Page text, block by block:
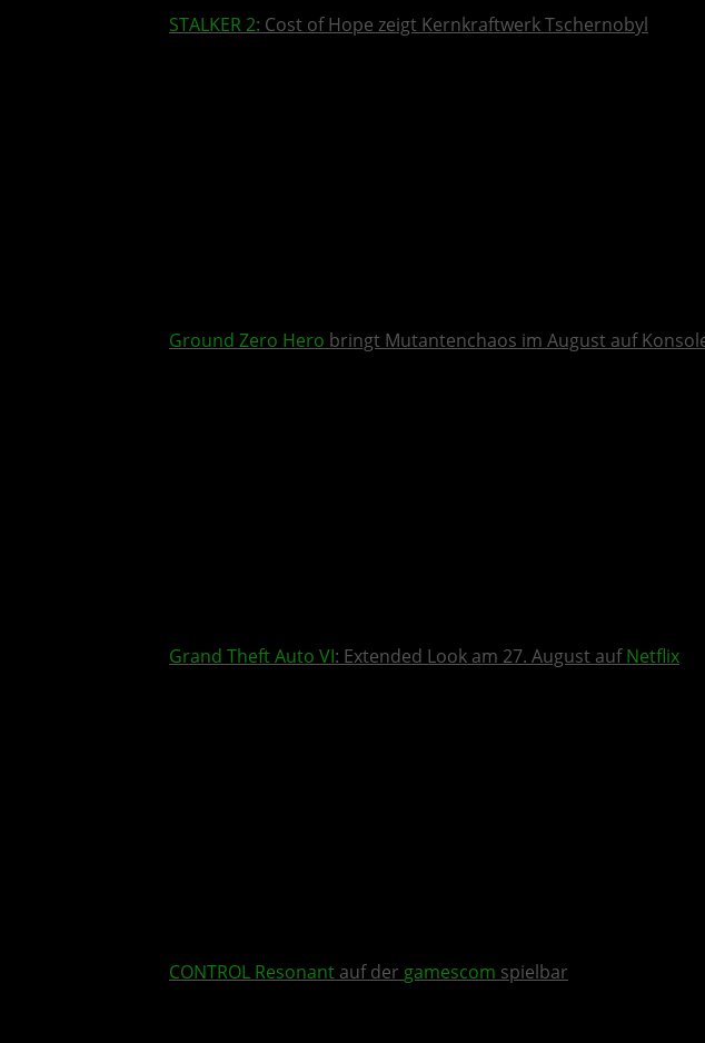
STALKER 2: Cost of Hope zeigt Kernkraftwerk Tschernobyl
Ground Zero Hero bringt Mutantenchaos im August auf
Grand Theft Auto VI: Extended Look am 27. August aufNetflix
CONTROL Resonant auf der gamescom spielbar